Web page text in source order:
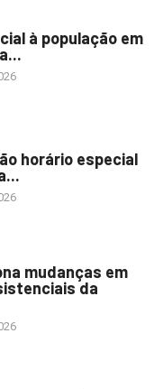
à população em
horário especial
mudanças em
da